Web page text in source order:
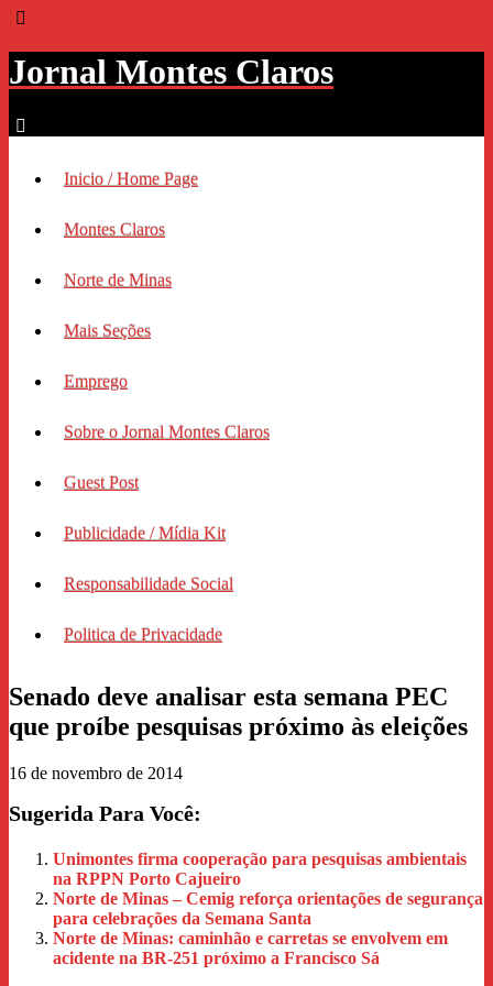
Jornal Montes Claros
Inicio / Home Page
Montes Claros
Norte de Minas
Mais Seções
Emprego
Sobre o Jornal Montes Claros
Guest Post
Publicidade / Mídia Kit
Responsabilidade Social
Politica de Privacidade
Senado deve analisar esta semana PEC
que proíbe pesquisas próximo às eleições
16 de novembro de 2014
Sugerida Para Você:
Unimontes firma cooperação para pesquisas ambientais
na RPPN Porto Cajueiro
Norte de Minas – Cemig reforça orientações de segurança
para celebrações da Semana Santa
Norte de Minas: caminhão e carretas se envolvem em
acidente na BR-251 próximo a Francisco Sá